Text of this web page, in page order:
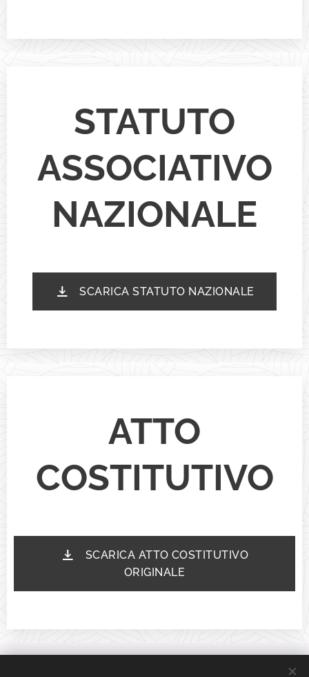
STATUTO
ASSOCIATIVO
NAZIONALE
SCARICA STATUTO NAZIONALE
ATTO
COSTITUTIVO
SCARICA ATTO COSTITUTIVO
ORIGINALE